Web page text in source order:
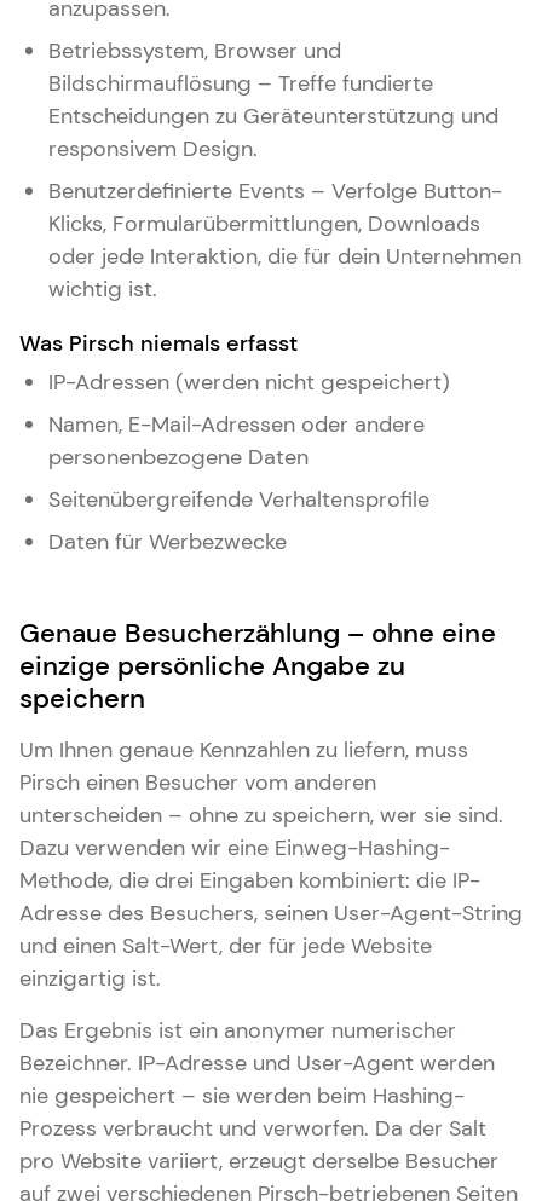
anzupassen.
Betriebssystem, Browser und
Bildschirmauflösung – Treffe fundierte
Entscheidungen zu Geräteunterstützung und
responsivem Design.
Benutzerdefinierte Events – Verfolge Button-
Klicks, Formularübermittlungen, Downloads
oder jede Interaktion, die für dein Unternehmen
wichtig ist.
Was Pirsch niemals erfasst
IP-Adressen (werden nicht gespeichert)
Namen, E-Mail-Adressen oder andere
personenbezogene Daten
Seitenübergreifende Verhaltensprofile
Daten für Werbezwecke
Genaue Besucherzählung – ohne eine
einzige persönliche Angabe zu
speichern
Um Ihnen genaue Kennzahlen zu liefern, muss
Pirsch einen Besucher vom anderen
unterscheiden – ohne zu speichern, wer sie sind.
Dazu verwenden wir eine Einweg-Hashing-
Methode, die drei Eingaben kombiniert: die IP-
Adresse des Besuchers, seinen User-Agent-String
und einen Salt-Wert, der für jede Website
einzigartig ist.
Das Ergebnis ist ein anonymer numerischer
Bezeichner. IP-Adresse und User-Agent werden
nie gespeichert – sie werden beim Hashing-
Prozess verbraucht und verworfen. Da der Salt
pro Website variiert, erzeugt derselbe Besucher
auf zwei verschiedenen Pirsch-betriebenen Seiten